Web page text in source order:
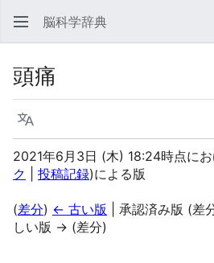
脳科学辞典
頭痛
言語
2021年6月3日 (木) 18:24時点にお
ク
投稿記録)による版
(差分) ← 古い版 | 承認済み版 (差
しい版 → (差分)